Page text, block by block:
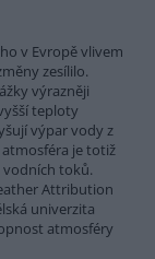
v Evropě vlivem
zesílilo.
výrazněji
teploty
výpar vody z
je totiž
vodních toků.
Attribution
univerzita
atmosféry